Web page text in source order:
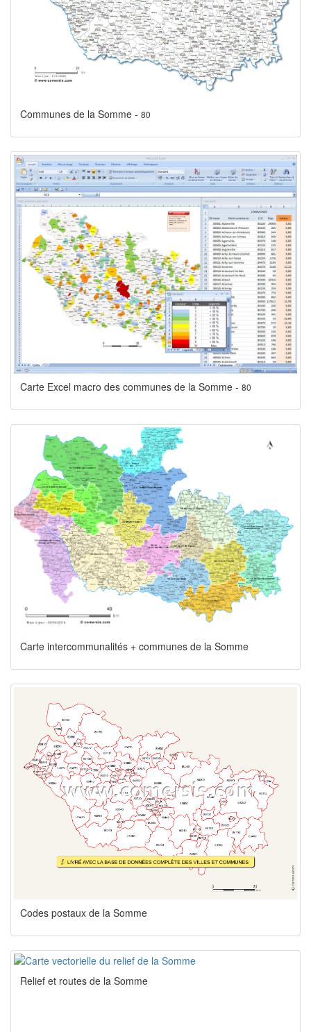
Communes de la Somme - 80
Carte Excel macro des communes de la Somme - 80
Carte intercommunalités + communes de la Somme
Codes postaux de la Somme
Relief et routes de la Somme